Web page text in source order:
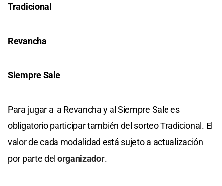
Tradicional
Revancha
Siempre Sale
Para jugar a la Revancha y al Siempre Sale es
obligatorio participar también del sorteo Tradicional. El
valor de cada modalidad está sujeto a actualización
por parte del organizador.